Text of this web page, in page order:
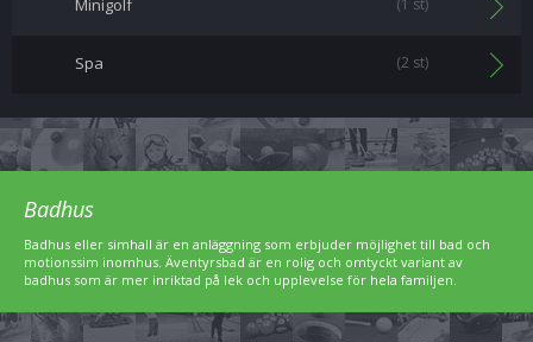
Minigolf (1 st)
Spa (2 st)
Badhus
Badhus eller simhall är en anläggning som erbjuder möjlighet till bad och
motionssim inomhus. Äventyrsbad är en rolig och omtyckt variant av
badhus som är mer inriktad på lek och upplevelse för hela familjen.